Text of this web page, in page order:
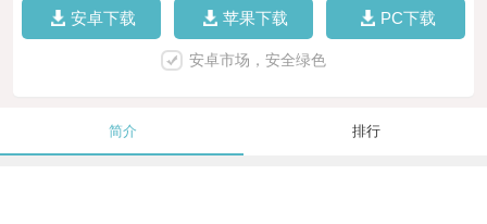
安卓下载 苹果下载 PC下载
安卓市场，安全绿色
简介 排行